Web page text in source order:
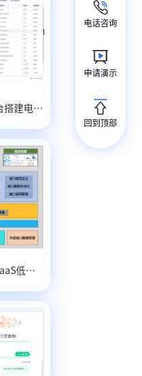
立功集团基于红迅软件AI低代码平台搭建电子行业营销管理平台
红迅软件携手肇庆移动-基于红迅JSaaS低代码的集团专线可视化平台
电话咨询
申请演示
回到顶部